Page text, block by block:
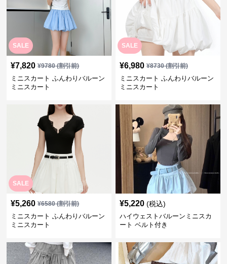
SALE
¥7,820 ¥9780(割引前)
ミニスカート ふんわりバルーン
ミニスカート
SALE
¥6,980 ¥8730(割引前)
ミニスカート ふんわりバルーン
ミニスカート
SALE
¥5,260 ¥6580(割引前)
ミニスカート ふんわりバルーン
ミニスカート
¥5,220 (税込)
ハイウェストバルーンミニスカ
ート ベルト付き